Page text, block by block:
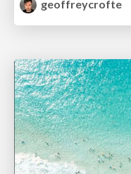
geoffreycrofte